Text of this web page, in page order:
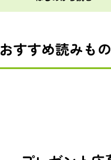
おすすめ読みも